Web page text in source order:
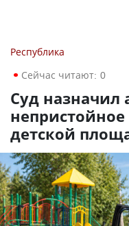
Республика
Сейчас читают: 0
Суд назначил
детской